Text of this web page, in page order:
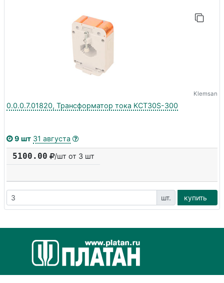
Klemsan
0.0.0.7.01820, Трансформатор тока KCT30S-300
9 шт 31 августа
5100.00 /шт от 3 шт
шт. купить